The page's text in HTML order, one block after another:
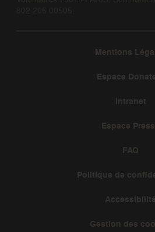
Mentions
Espace
Intranet
Espace
FAQ
Politique de
Accessibilité
Gestion des